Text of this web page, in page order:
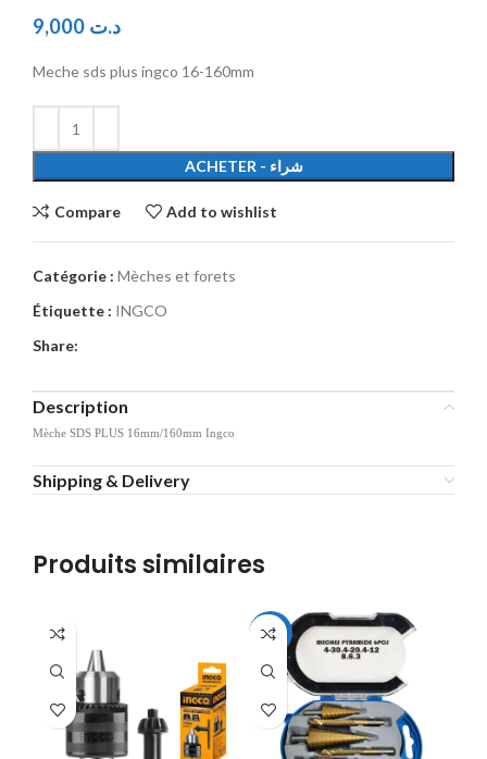
د.ت
Meche sds plus ingco 16-160mm
ACHETER - شراء
Compare Add to wishlist
Catégorie : Mèches et forets
Étiquette : INGCO
Share:
Description
Mèche SDS PLUS 16mm/160mm Ingco
Shipping & Delivery
Produits similaires
-43%